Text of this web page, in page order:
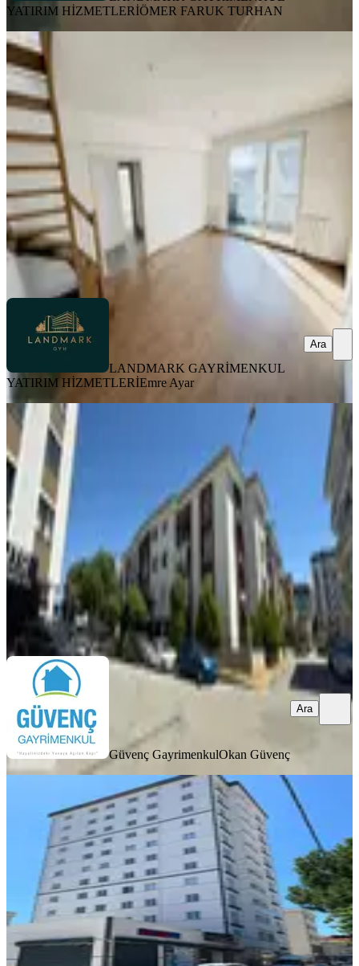
YATIRIM HİZMETLERİÖMER FARUK TURHAN
YENİ
Ofisinden - Kiralık 3+2 Dubleks
06.08.2026
52.500 ₺
LANDMARK GAYRİMENKUL YATIRIM HİZMETLERİ
Ayar
LANDMARK GAYRİMENKUL
YATIRIM HİZMETLERİEmre Ayar
Ara
YENİ
Güvenç'den Marmaray'a Yakın 2+1
Tuzla, İstasyon Mahallesi
90 m²·2. Kat 05.08.2026
42.000 ₺
Güvenç Gayrimenkul Okan Güvenç
Ara
Güvenç GayrimenkulOkan Güvenç
Ara
Meta'dan Tuzla Şifa Mh. 2+1 Kiralık
Ara Kat Daire
Tuzla, Mimar Sinan Mahallesi
2+1
·95 m²·7. Kat·04.08.2026
27.000 ₺
Meta gayrimenkul Yusuf Yararlı